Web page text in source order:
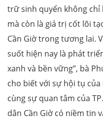
trữ sinh quyển không chỉ
mà còn là giá trị cốt lõi
Cần Giờ trong tương lai.
suốt hiện nay là phát
xanh và bền vững”, bà
cho biết với sự hội tụ
cùng sự quan tâm của
dân Cần Giờ có niềm tin